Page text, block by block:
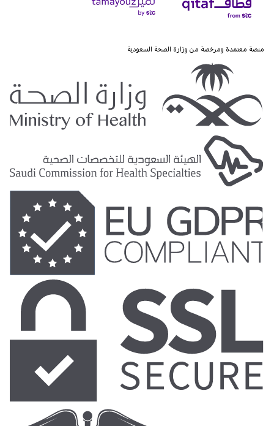
منصة معتمدة ومرخصة من وزارة الصحة السعودية